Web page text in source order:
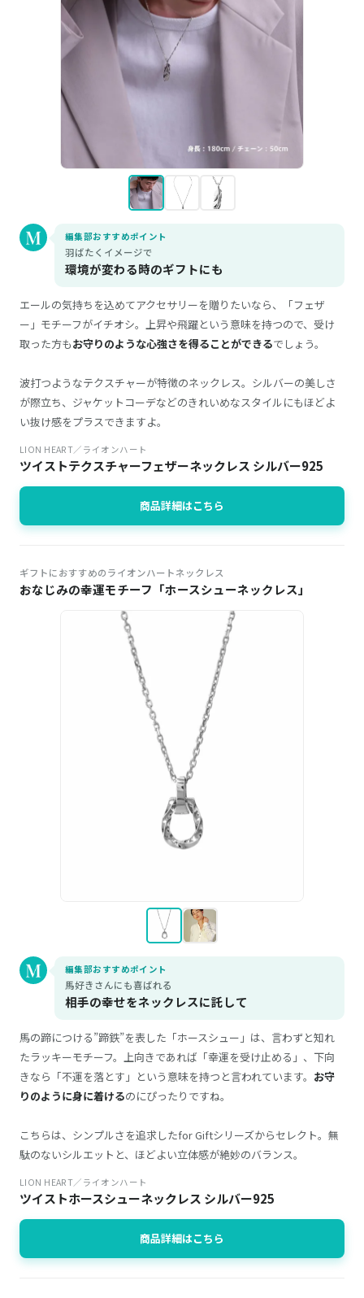
編集部おすすめポイント
羽ばたくイメージで
環境が変わる時のギフトにも
エールの気持ちを込めてアクセサリーを贈りたいなら、「フェザ
ー」モチーフがイチオシ。上昇や飛躍という意味を持つので、受け
取った方もお守りのような心強さを得ることができるでしょう。
波打つようなテクスチャーが特徴のネックレス。シルバーの美しさ
が際立ち、ジャケットコーデなどのきれいめなスタイルにもほどよ
い抜け感をプラスできますよ。
LION HEART／ライオンハート
ツイストテクスチャーフェザーネックレス シルバー925
商品詳細はこちら
ギフトにおすすめのライオンハートネックレス
おなじみの幸運モチーフ「ホースシューネックレス」
編集部おすすめポイント
馬好きさんにも喜ばれる
相手の幸せをネックレスに託して
馬の蹄につける”蹄鉄”を表した「ホースシュー」は、言わずと知れ
たラッキーモチーフ。上向きであれば「幸運を受け止める」、下向
きなら「不運を落とす」という意味を持つと言われています。 お守
りのように身に着けるのにぴったりですね。
こちらは、シンプルさを追求したfor Giftシリーズからセレクト。無
駄のないシルエットと、ほどよい立体感が絶妙のバランス。
LION HEART／ライオンハート
ツイストホースシューネックレス シルバー925
商品詳細はこちら